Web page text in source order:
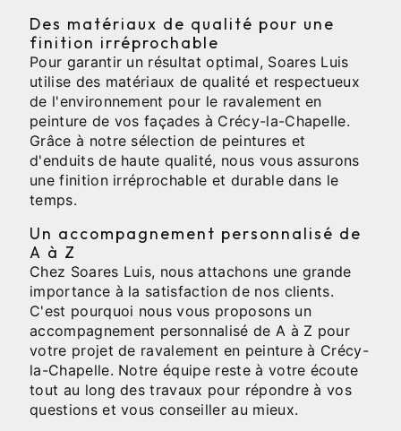
Des matériaux de qualité pour une
finition irréprochable
Pour garantir un résultat optimal, Soares Luis
utilise des matériaux de qualité et respectueux
de l'environnement pour le ravalement en
peinture de vos façades à Crécy-la-Chapelle.
Grâce à notre sélection de peintures et
d'enduits de haute qualité, nous vous assurons
une finition irréprochable et durable dans le
temps.
Un accompagnement personnalisé de
A à Z
Chez Soares Luis, nous attachons une grande
importance à la satisfaction de nos clients.
C'est pourquoi nous vous proposons un
accompagnement personnalisé de A à Z pour
votre projet de ravalement en peinture à Crécy-
la-Chapelle. Notre équipe reste à votre écoute
tout au long des travaux pour répondre à vos
questions et vous conseiller au mieux.